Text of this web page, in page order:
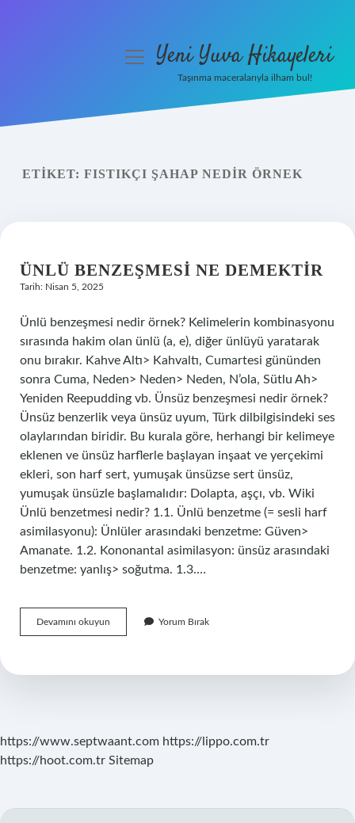
Yasal Uyarı
menüyüYeni Yuva Hikayeleri
Taşınma maceralarıyla ilham bul!
ETIKET: FISTIKÇI ŞAHAP NEDIR ÖRNEK
ÜNLÜ BENZEŞMESI NE DEMEKTIR
Tarih: Nisan 5, 2025
Ünlü benzeşmesi nedir örnek? Kelimelerin kombinasyonu
sırasında hakim olan ünlü (a, e), diğer ünlüyü yaratarak
onu bırakır. Kahve Altı> Kahvaltı, Cumartesi gününden
sonra Cuma, Neden> Neden> Neden, N’ola, Sütlu Ah>
Yeniden Reepudding vb. Ünsüz benzeşmesi nedir örnek?
Ünsüz benzerlik veya ünsüz uyum, Türk dilbilgisindeki ses
olaylarından biridir. Bu kurala göre, herhangi bir kelimeye
eklenen ve ünsüz harflerle başlayan inşaat ve yerçekimi
ekleri, son harf sert, yumuşak ünsüzse sert ünsüz,
yumuşak ünsüzle başlamalıdır: Dolapta, aşçı, vb. Wiki
Ünlü benzetmesi nedir? 1.1. Ünlü benzetme (= sesli harf
asimilasyonu): Ünlüler arasındaki benzetme: Güven>
Amanate. 1.2. Kononantal asimilasyon: ünsüz arasındaki
benzetme: yanlış> soğutma. 1.3.…
Devamını okuyun
Benzeşmesi
Yorum Bırak
https://www.septwaant.com https://lippo.com.tr
https://hoot.com.tr Sitemap